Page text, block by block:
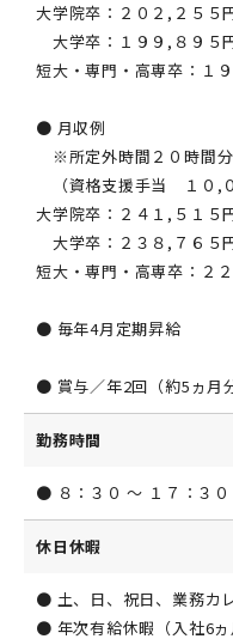
大学院卒：２０２,２５５
大学卒：１９９,８９５
短大・専門・高専卒：１
● 月収例
※所定外時間２０時間
（資格支援手当 １０,０
大学院卒：２４１,５１５
大学卒：２３８,７６５
短大・専門・高専卒：２
● 毎年4月定期昇給
● 賞与／年2回（約5ヵ月分
勤務時間
● ８：３０ ～ １７：３０
休日休暇
● 土、日、祝日、業務カ
● 年次有給休暇（入社6